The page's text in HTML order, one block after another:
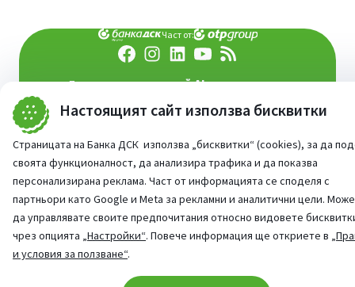
Настоящият сайт използва бисквитки
Страницата на Банка ДСК използва „бисквитки“ (cookies), за да
своята функционалност, да анализира трафика и да показва
персонализирана реклама. Част от информацията се споделя с
партньори като Google и Meta за рекламни и аналитични цели.
да управлявате своите предпочитания относно видовете
чрез опцията „Настройки“. Повече информация ще откриете в
и условия за ползване“.
Част от:
При въпроси -попитай AI асистента ни
© 2026Всички права запазени